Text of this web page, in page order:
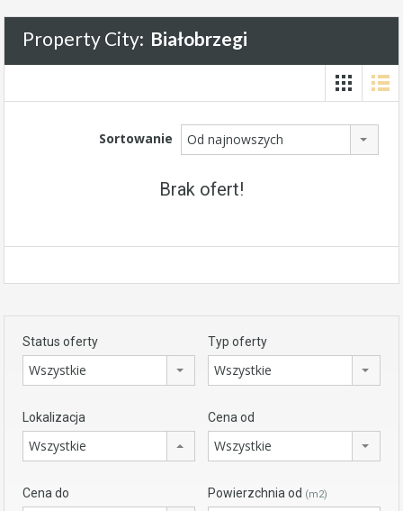
Property City: Białobrzegi
Sortowanie Od najnowszych
Brak ofert!
Status oferty
Wszystkie
Typ oferty
Wszystkie
Lokalizacja
Wszystkie
Cena od
Wszystkie
Cena do Powierzchnia od (m2)